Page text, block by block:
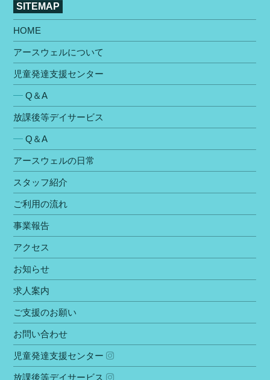
SITEMAP
HOME
アースウェルについて
児童発達支援センター
Q＆A
放課後等デイサービス
Q＆A
アースウェルの⽇常
スタッフ紹介
ご利⽤の流れ
事業報告
アクセス
お知らせ
求人案内
ご⽀援のお願い
お問い合わせ
児童発達⽀援センター
放課後等デイサービス